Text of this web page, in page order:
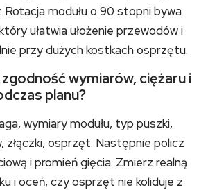
Rotacja modułu o 90 stopni bywa
ułatwia ułożenie przewodów i
przy dużych kostkach osprzętu.
wymiarów, ciężaru i
planu?
wymiary modułu, typ puszki,
złączki, osprzęt. Następnie policz
i promień gięcia. Zmierz realną
i oceń, czy osprzęt nie koliduje z